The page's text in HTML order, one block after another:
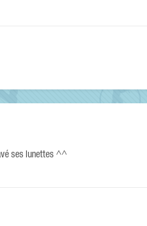
ses lunettes ^^